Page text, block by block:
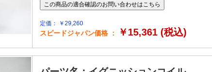
定価： ￥29,260
スピードジャパン価格 ： ￥15,361 (税込)